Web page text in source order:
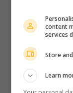
Holden ,Grace
attachés à un
Durée:
100 min.
content
services
Store
Learn